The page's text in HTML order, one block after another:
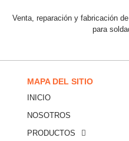
Venta, reparación y fabricación
para
MAPA DEL SITIO
INICIO
NOSOTROS
PRODUCTOS